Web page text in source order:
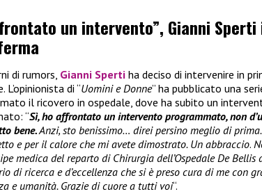
un intervento”, Gianni
di rumors, Gianni Sperti ha deciso di intervenire in
L’opinionista di “Uomini e Donne” ha pubblicato una
il ricovero in ospedale, dove ha subito un
“Sì, ho affrontato un intervento programmato, non
bene.Anzi, sto benissimo… direi persino meglio di
e per il calore che mi avete dimostrato. Un abbraccio.
medica del reparto di Chirurgia dell’Ospedale De
di ricerca e d’eccellenza che si è preso cura di me con
e umanità. Grazie di cuore a tutti voi“.